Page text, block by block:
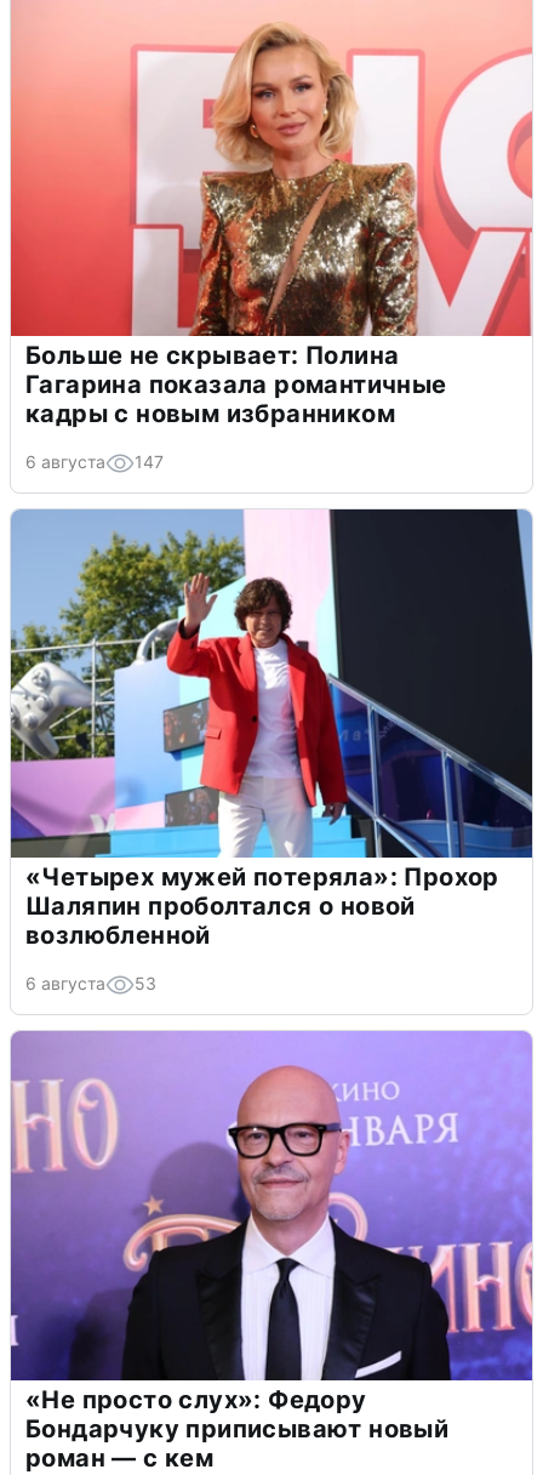
Больше не скрывает: Полина
Гагарина показала романтичные
кадры с новым избранником
6 августа 147
«Четырех мужей потеряла»: Прохор
Шаляпин проболтался о новой
возлюбленной
6 августа 53
«Не просто слух»: Федору
Бондарчуку приписывают новый
роман — с кем